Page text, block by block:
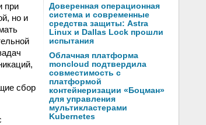
при
но и
сбор
Доверенная операционная
система и современные
средства защиты: Astra
Linux и Dallas Lock прошли
испытания
Облачная платформа
moncloud подтвердила
совместимость с
платформой
контейнеризации «Боцман»
для управления
мультикластерами
Kubernetes